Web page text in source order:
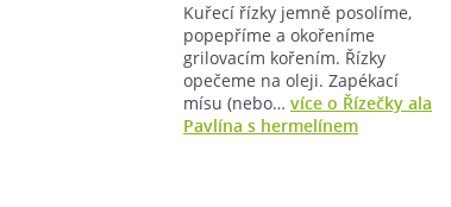
Kuřecí řízky jemně posolíme,
popepříme a okořeníme
grilovacím kořením. Řízky
opečeme na oleji. Zapékací
mísu (nebo… více o Řízečky ala
Pavlína s hermelínem